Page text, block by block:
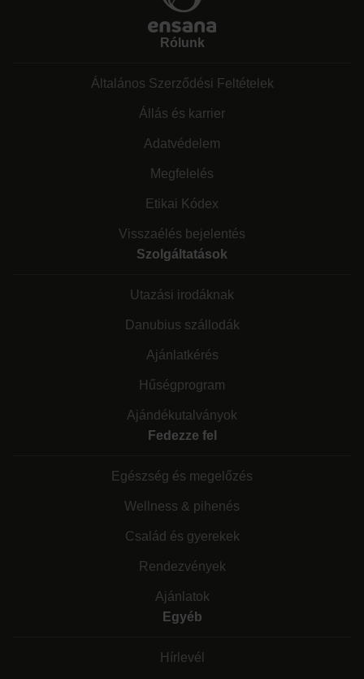
Rólunk
Általános Szerződési Feltételek
Állás és karrier
Adatvédelem
Megfelelés
Etikai Kódex
Visszaélés bejelentés
Szolgáltatások
Utazási irodáknak
Danubius szállodák
Ajánlatkérés
Hűségprogram
Ajándékutalványok
Fedezze fel
Egészség és megelőzés
Wellness & pihenés
Család és gyerekek
Rendezvények
Ajánlatok
Egyéb
Hírlevél